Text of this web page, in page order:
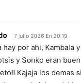
7 julio 2026 En 20:19
hay por ahi, Kambala
y Sonko eran
Kajaja los demas